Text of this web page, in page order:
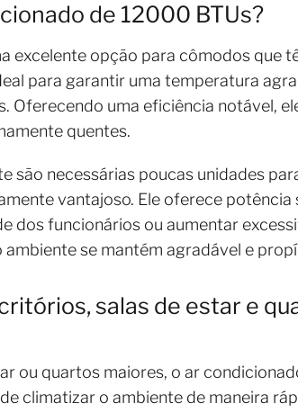
de 12000 BTUs?
excelente opção para cômodos que
para garantir uma temperatura
Oferecendo uma eficiência notável,
quentes.
são necessárias poucas unidades
vantajoso. Ele oferece
dos funcionários ou aumentar
se mantém agradável e
salas de estar e
ou quartos maiores, o ar
climatizar o ambiente de maneira